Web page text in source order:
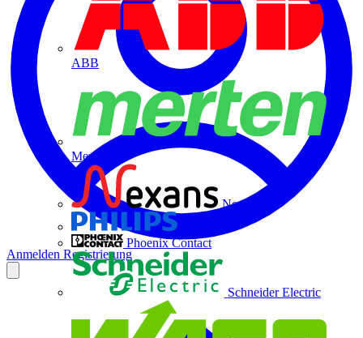
ABB
Merten
Nexans
Phoenix Contact
Schneider Electric
Anmelden Registrierung